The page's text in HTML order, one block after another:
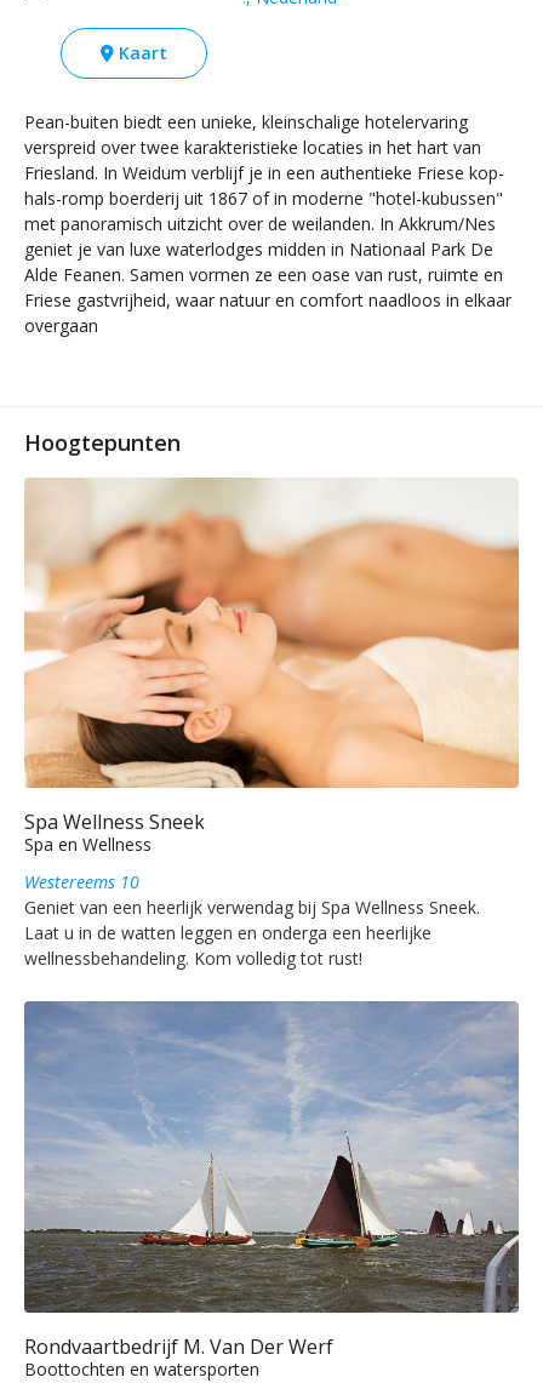
Kaart
Pean-buiten biedt een unieke, kleinschalige hotelervaring
verspreid over twee karakteristieke locaties in het hart van
Friesland. In Weidum verblijf je in een authentieke Friese kop-
hals-romp boerderij uit 1867 of in moderne "hotel-kubussen"
met panoramisch uitzicht over de weilanden. In Akkrum/Nes
geniet je van luxe waterlodges midden in Nationaal Park De
Alde Feanen. Samen vormen ze een oase van rust, ruimte en
Friese gastvrijheid, waar natuur en comfort naadloos in elkaar
overgaan
Hoogtepunten
Spa Wellness Sneek
Spa en Wellness
Westereems 10
Geniet van een heerlijk verwendag bij Spa Wellness Sneek.
Laat u in de watten leggen en onderga een heerlijke
wellnessbehandeling. Kom volledig tot rust!
Rondvaartbedrijf M. Van Der Werf
Boottochten en watersporten